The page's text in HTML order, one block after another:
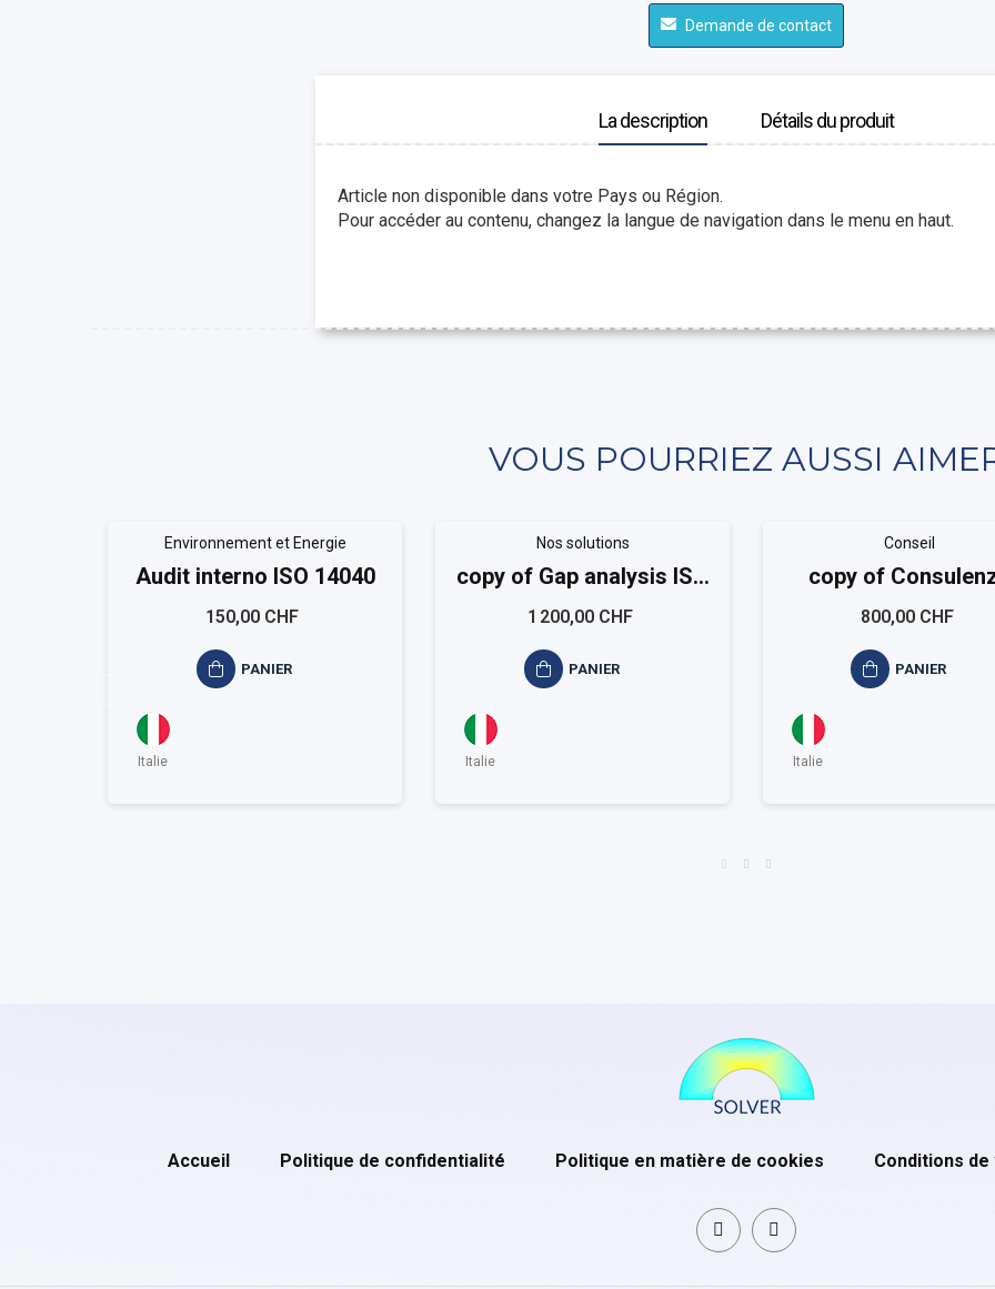
Demande de contact
La description Détails du produit
Article non disponible dans votre Pays ou Région.
Pour accéder au contenu, changez la langue de navigation dans le menu en haut.
VOUS POURRIEZ AUSSI
Environnement et Energie
Audit interno ISO 14040
150,00 CHF
PANIER
Italie
Nos solutions
copy of Gap analysis ISO
9001
1 200,00 CHF
PANIER
Italie
Conseil
copy of
sistema qualità ISO
800,00 CHF
PANIER
Italie
Accueil Politique de confidentialité Politique en matière de cookies Conditions de